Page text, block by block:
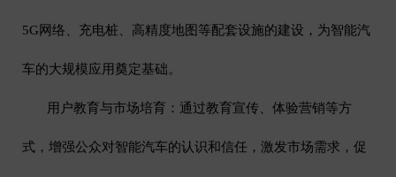
5G网络、充电桩、高精度地图等配套设施的建设，为智能汽
车的大规模应用奠定基础。
用户教育与市场培育：通过教育宣传、体验营销等方
式，增强公众对智能汽车的认识和信任，激发市场需求，促